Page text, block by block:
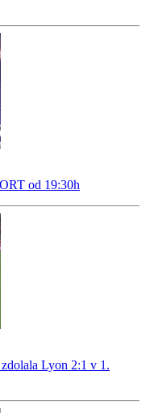
od 19:30h
Lyon 2:1 v 1.